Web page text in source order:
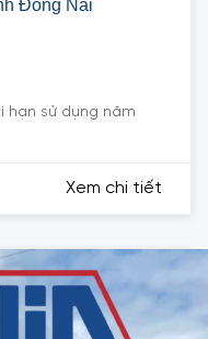
Đồng Nai
hạn sử dụng năm
Xem chi tiết